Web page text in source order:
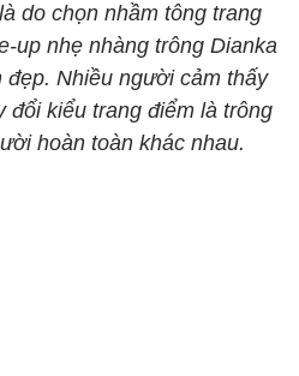
do chọn nhầm tông trang
up nhẹ nhàng trông Dianka
Nhiều người cảm thấy
đổi kiểu trang điểm là trông
hoàn toàn khác nhau.